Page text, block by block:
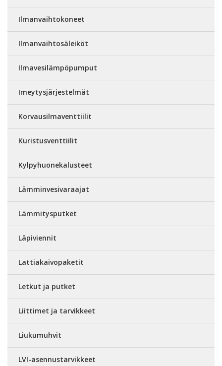
Ilmanvaihtokoneet
Ilmanvaihtosäleiköt
Ilmavesilämpöpumput
Imeytysjärjestelmät
Korvausilmaventtiilit
Kuristusventtiilit
Kylpyhuonekalusteet
Lämminvesivaraajat
Lämmitysputket
Läpiviennit
Lattiakaivopaketit
Letkut ja putket
Liittimet ja tarvikkeet
Liukumuhvit
LVI-asennustarvikkeet